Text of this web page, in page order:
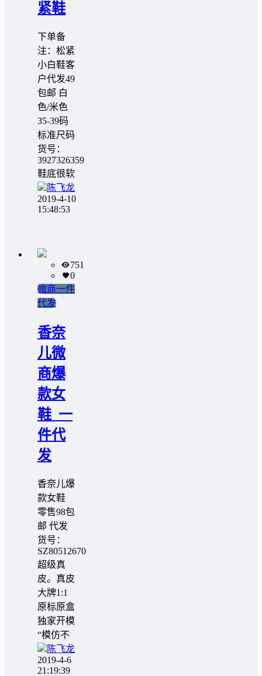
紧鞋
下单备
注：松紧
小白鞋客
户代发49
包邮 白
色/米色
35-39码
标准尺码
货号：
3927326359
鞋底很软
陈飞龙
2019-4-10
15:48:53
751
0
微商一件
代发
香奈
儿微
商爆
款女
鞋_一
件代
发
香奈儿爆
款女鞋
零售98包
邮 代发
货号：
SZ80512670
超级真
皮。真皮
大牌1:1
原标原盒
独家开模
“模仿不
陈飞龙
2019-4-6
21:19:39